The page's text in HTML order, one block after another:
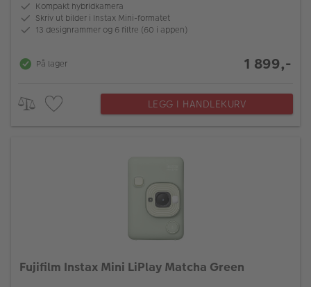
Kompakt hybridkamera
Skriv ut bilder i Instax Mini-formatet
13 designrammer og 6 filtre (60 i appen)
På lager 1 899,-
LEGG I HANDLEKURV
Fujifilm Instax Mini LiPlay Matcha Green